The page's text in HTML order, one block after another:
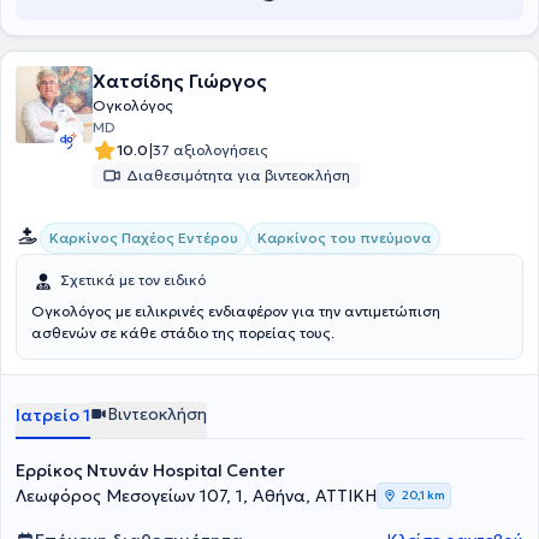
Χατσίδης Γιώργος
Ογκολόγος
MD
10.0|37 αξιολογήσεις
Διαθεσιμότητα για βιντεοκλήση
Καρκίνος Παχέος Εντέρου Καρκίνος του πνεύμονα
Σχετικά με τον ειδικό
Ογκολόγος με ειλικρινές ενδιαφέρον για την αντιμετώπιση
ασθενών σε κάθε στάδιο της πορείας τους.
Ιατρείο 1 Βιντεοκλήση
Ερρίκος Ντυνάν Hospital Center
Λεωφόρος Μεσογείων 107, 1, Αθήνα, ΑΤΤΙΚΗ
20,1 km